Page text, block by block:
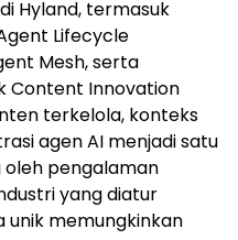
Hyland, termasuk
Lifecycle
Mesh, serta
Content Innovation
terkelola, konteks
agen AI menjadi satu
pengalaman
yang diatur
unik memungkinkan